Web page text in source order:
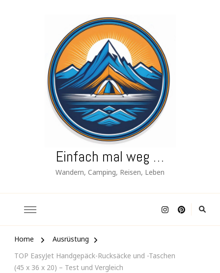
Einfach mal weg …
Wandern, Camping, Reisen, Leben
Home
Ausrüstung
TOP EasyJet Handgepäck-Rucksäcke und -Taschen
(45 x 36 x 20) – Test und Vergleich